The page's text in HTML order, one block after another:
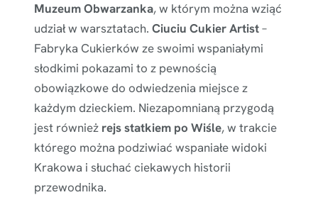
MuzeumObwarzanka, w którym można wziąć
udział w warsztatach. Ciuciu Cukier Artist–
Fabryka Cukierków ze swoimi wspaniałymi
słodkimi pokazami to z pewnością
obowiązkowe do odwiedzenia miejsce z
każdym dzieckiem. Niezapomnianą przygodą
jest również rejs statkiem po Wiśle, w trakcie
którego można podziwiać wspaniałe widoki
Krakowa i słuchać ciekawych historii
przewodnika.